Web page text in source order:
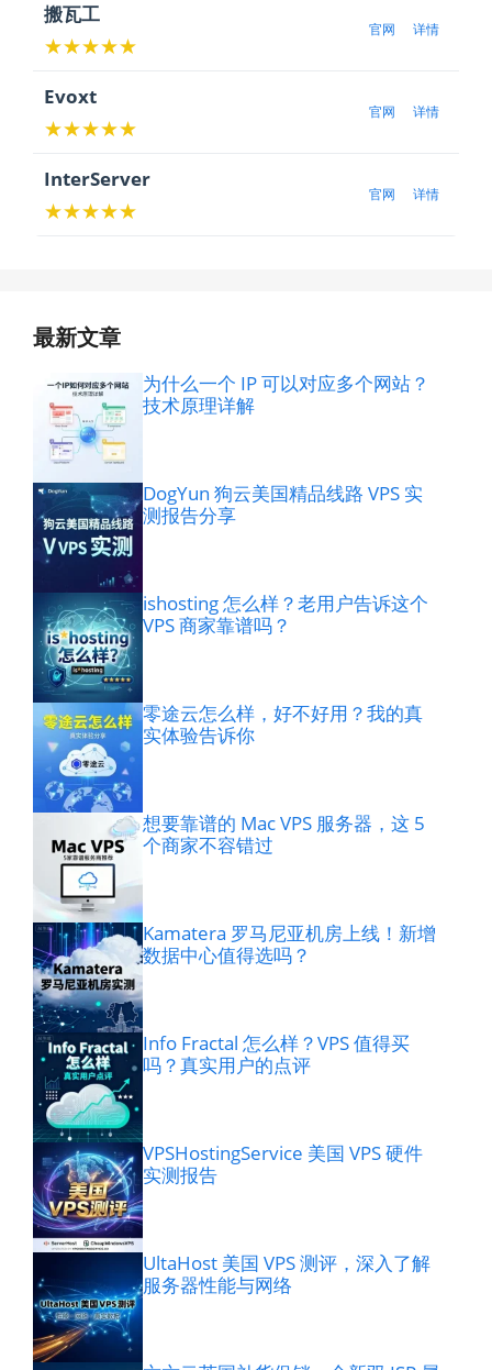
搬瓦工
★★★★★
官网 详情
Evoxt
★★★★★
官网 详情
InterServer
★★★★★
官网 详情
最新文章
为什么一个 IP 可以对应多个网站？
技术原理详解
DogYun 狗云美国精品线路 VPS 实
测报告分享
ishosting 怎么样？老用户告诉这个
VPS 商家靠谱吗？
零途云怎么样，好不好用？我的真
实体验告诉你
想要靠谱的 Mac VPS 服务器，这 5
个商家不容错过
Kamatera 罗马尼亚机房上线！新增
数据中心值得选吗？
Info Fractal 怎么样？VPS 值得买
吗？真实用户的点评
VPSHostingService 美国 VPS 硬件
实测报告
UltaHost 美国 VPS 测评，深入了解
服务器性能与网络